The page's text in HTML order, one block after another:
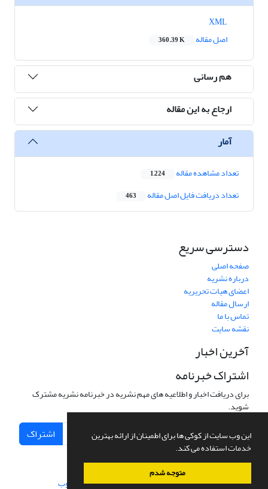
این وب سایت از کوکی ها برای اطمینان از ارائه بهترین
خدمات استفاده می کند.
متوجه شدم
اصل مقاله
360.39 K
هم رسانی
ارجاع به این مقاله
آمار
تعداد مشاهده مقاله 1,224
تعداد دریافت فایل اصل مقاله 463
دسترسی سریع
صفحه اصلی
درباره نشریه
اعضای هیات تحریریه
ارسال مقاله
تماس با ما
نقشه سایت
آخرین اخبار
اشتراک خبرنامه
برای دریافت اخبار و اطلاعیه های مهم نشریه در خبرنامه نشریه مشترک
شوید.
اشتراک
سامانه مدیریت نشریات علمی.طراحی و پیاده سازی از سیناوب